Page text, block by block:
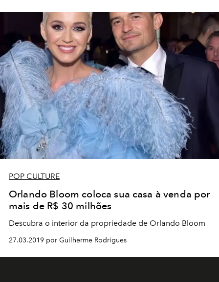
POP CULTURE
Orlando Bloom coloca sua casa à venda por
mais de R$ 30 milhões
Descubra o interior da propriedade de Orlando Bloom
27.03.2019 por Guilherme Rodrigues